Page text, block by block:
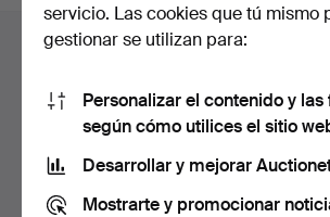
Navegación
de
página
Ayuda y contacto
Todas las casas de subastas
Modos de pago
Enviamos con
Redes sociales
servicio. Las cookies que tú mismo
gestionar se utilizan para:
Personalizar el contenido y las
según cómo utilices el sitio
Desarrollar y mejorar
Mostrarte y promocionar